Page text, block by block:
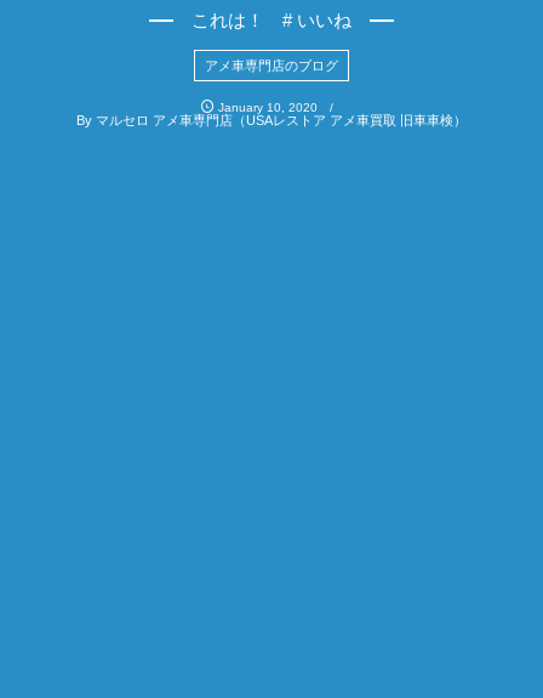
これは！ # いいね
アメ車専門店のブログ
January 10, 2020
By マルセロ アメ車専門店（USAレストア アメ車買取 旧車車検）